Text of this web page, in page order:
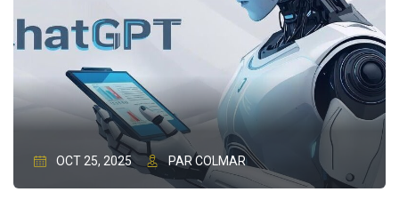
OCT 25, 2025 PAR COLMAR